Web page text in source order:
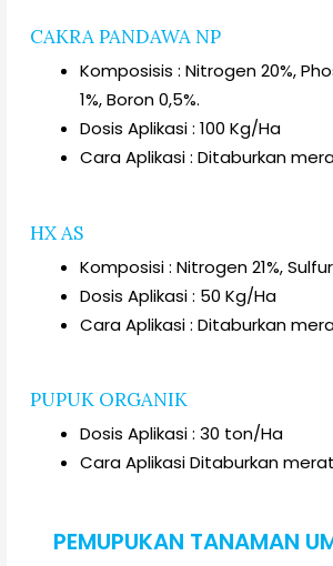
CAKRA PANDAWA NP
Komposisis : Nitrogen 20%,
1%, Boron 0,5%.
Dosis Aplikasi : 100 Kg/Ha
Cara Aplikasi : Ditaburkan
HX AS
Komposisi : Nitrogen 21%,
Dosis Aplikasi : 50 Kg/Ha
Cara Aplikasi : Ditaburkan
PUPUK ORGANIK
Dosis Aplikasi : 30 ton/Ha
Cara Aplikasi Ditaburkan
PEMUPUKAN TANAMAN